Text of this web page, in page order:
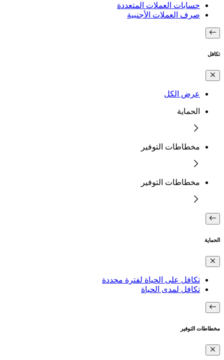
حسابات العملات المتعددة
صرف العملات الأجنبية
تكافل
عرض الكل
الحماية
مخطاطات التوفير
مخطاطات التوفير
الحماية
تكافل على الحياة لفترة محددة
تكافل لمدى الحياة
مخطاطات التوفير